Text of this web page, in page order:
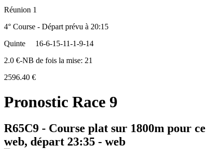
Réunion 1
4° Course - Départ prévu à 20:15
Quinte
16-6-15-11-1-9-14
2.0 €-NB de fois la mise: 21
2596.40 €
Pronostic Race 9
R65C9 - Course plat sur 1800m pour ce
web, départ 23:35 - web